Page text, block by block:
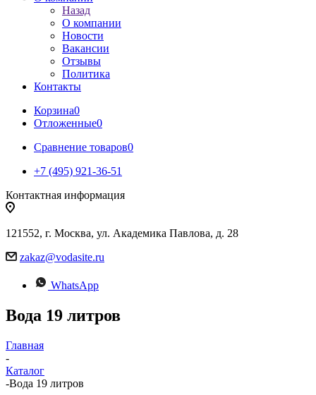
Назад
О компании
Новости
Вакансии
Отзывы
Политика
Контакты
Корзина0
Отложенные0
Сравнение товаров0
+7 (495) 921-36-51
Контактная информация
121552, г. Москва, ул. Академика Павлова, д. 28
zakaz@vodasite.ru
WhatsApp
Вода 19 литров
Главная
-
Каталог
-Вода 19 литров